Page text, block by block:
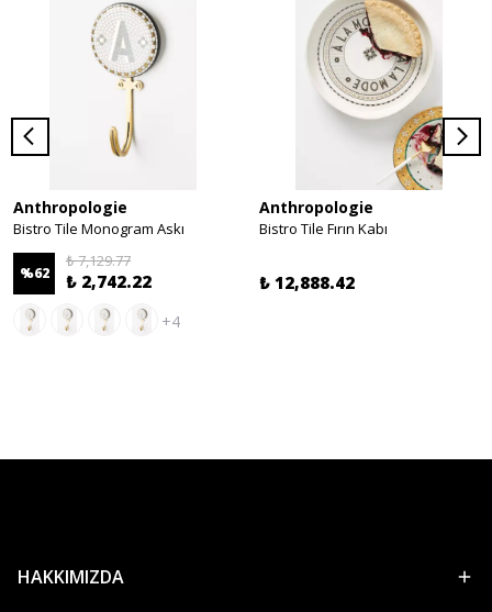
Anthropologie
Bistro Tile Monogram Askı
%62
₺ 7,129.77
₺ 2,742.22
+4
Anthropologie
Bistro Tile Fırın Kabı
₺ 12,888.42
HAKKIMIZDA